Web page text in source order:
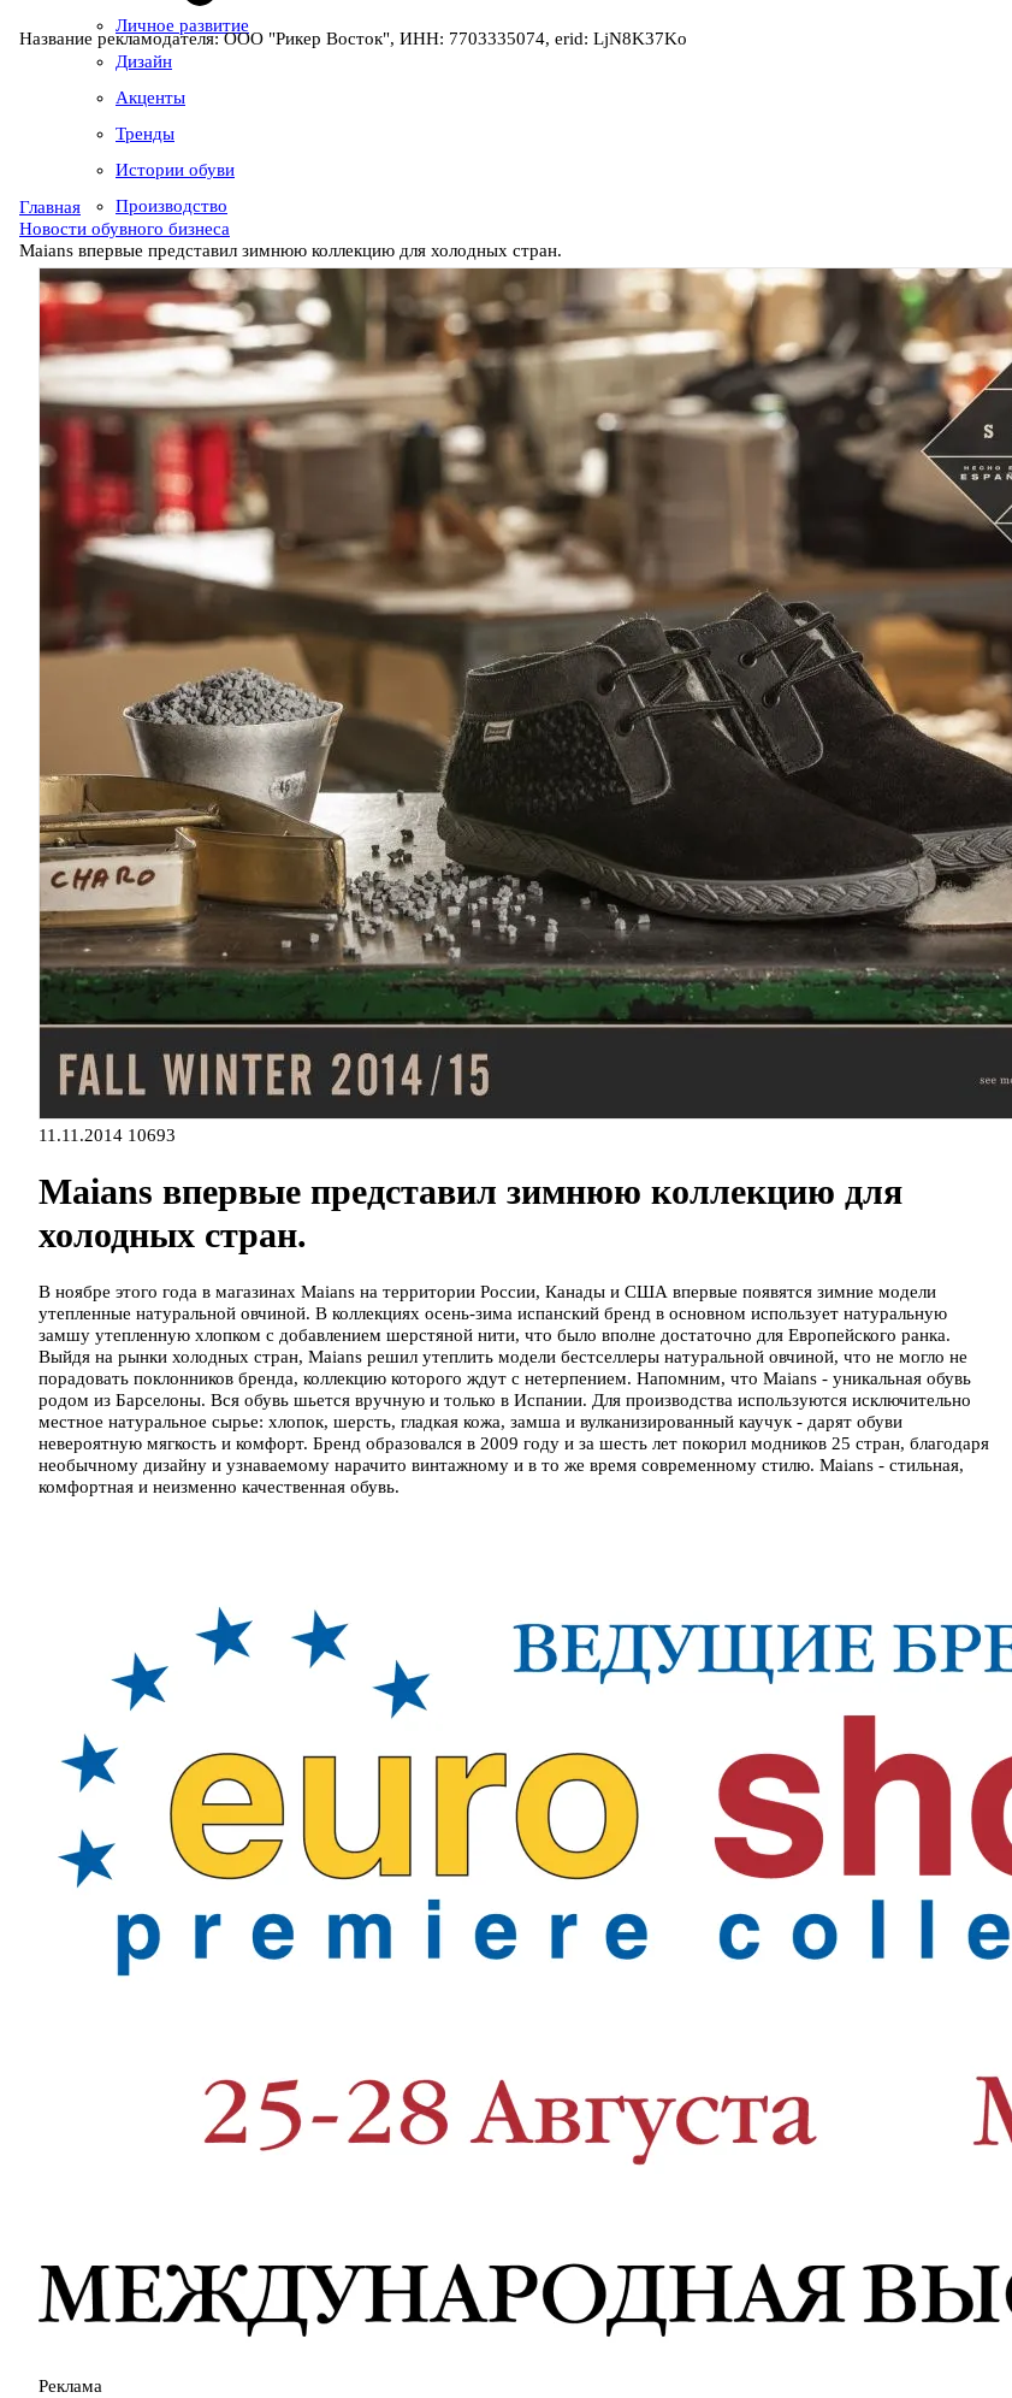
Личное развитие
Дизайн
Акценты
Тренды
Истории обуви
Производство
Название рекламодателя: ООО "Рикер Восток", ИНН: 7703335074, erid: LjN8K37Ko
Главная
Новости обувного бизнеса
Maians впервые представил зимнюю коллекцию для холодных стран.
11.11.2014 10693
Maians впервые представил зимнюю коллекцию для
холодных стран.
В ноябре этого года в магазинах Maians на территории России, Канады и США впервые появятся зимние модели
утепленные натуральной овчиной. В коллекциях осень-зима испанский бренд в основном использует натуральную
замшу утепленную хлопком с добавлением шерстяной нити, что было вполне достаточно для Европейского ранка.
Выйдя на рынки холодных стран, Maians решил утеплить модели бестселлеры натуральной овчиной, что не могло не
порадовать поклонников бренда, коллекцию которого ждут с нетерпением. Напомним, что Maians - уникальная обувь
родом из Барселоны. Вся обувь шьется вручную и только в Испании. Для производства используются исключительно
местное натуральное сырье: хлопок, шерсть, гладкая кожа, замша и вулканизированный каучук - дарят обуви
невероятную мягкость и комфорт. Бренд образовался в 2009 году и за шесть лет покорил модников 25 стран, благодаря
необычному дизайну и узнаваемому нарачито винтажному и в то же время современному стилю. Maians - стильная,
комфортная и неизменно качественная обувь.
Реклама